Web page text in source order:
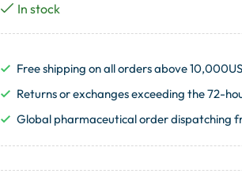
In stock
Free shipping on all orders above
Returns or exchanges exceeding the 72-
Global pharmaceutical order dispatching